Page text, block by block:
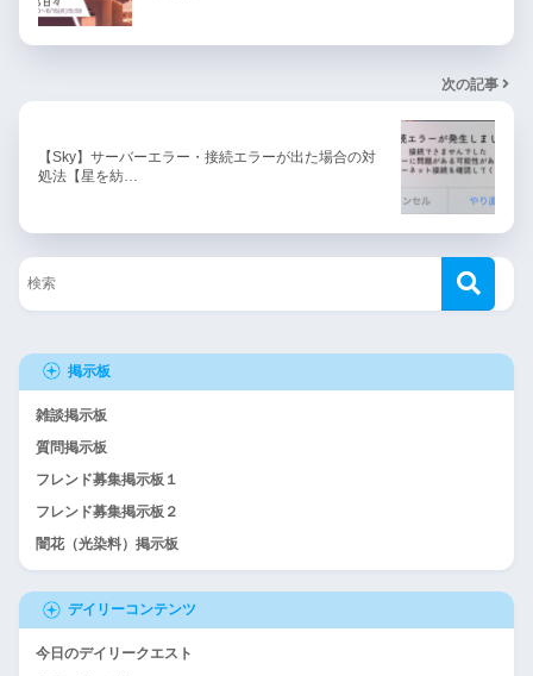
次の記事
【Sky】サーバーエラー・接続エラーが出た場合の対
処法【星を紡…
掲示板
雑談掲示板
質問掲示板
フレンド募集掲示板１
フレンド募集掲示板２
闇花（光染料）掲示板
デイリーコンテンツ
今日のデイリークエスト